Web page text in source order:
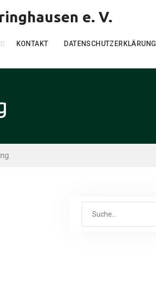
e. V.
KONTAKT DATENSCHUTZERKLÄRUNG